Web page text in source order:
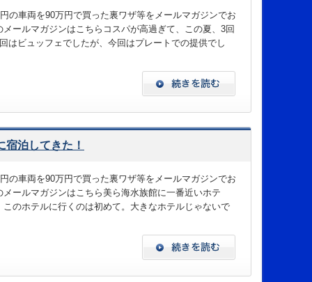
の車両を90万円で買った裏ワザ等をメールマガジンでお
ールマガジンはこちらコスパが高過ぎて、この夏、3回
はビュッフェでしたが、今回はプレートでの提供でし
泊してきた！
の車両を90万円で買った裏ワザ等をメールマガジンでお
ールマガジンはこちら美ら海水族館に一番近いホテ
のホテルに行くのは初めて。大きなホテルじゃないで